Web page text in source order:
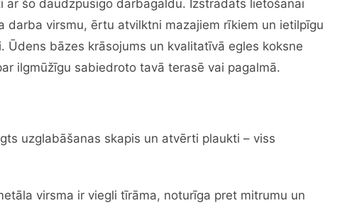
šo daudzpusīgo darbagaldu. Izstrādāts lietošanai
virsmu, ērtu atvilktni mazajiem rīkiem un ietilpīgu
bāzes krāsojums un kvalitatīvā egles koksne
ilgmūžīgu sabiedroto tavā terasē vai pagalmā.
uzglabāšanas skapis un atvērti plaukti – viss
virsma ir viegli tīrāma, noturīga pret mitrumu un